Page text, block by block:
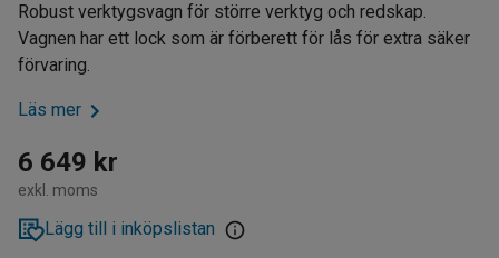
Robust verktygsvagn för större verktyg och redskap.
Vagnen har ett lock som är förberett för lås för extra säker
förvaring.
Läs mer
6 649 kr
exkl. moms
Lägg till i inköpslistan